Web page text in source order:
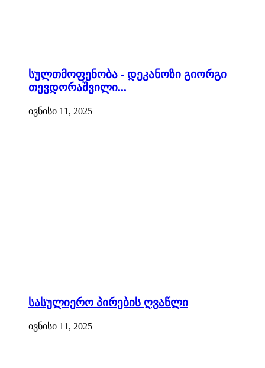
სულთმოფენობა - დეკანოზი გიორგი
თევდორაშვილი...
ივნისი 11, 2025
სასულიერო პირების ღვაწლი
ივნისი 11, 2025